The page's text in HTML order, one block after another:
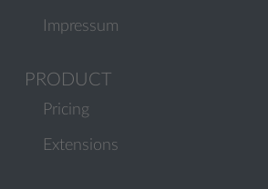
Impressum
PRODUCT
Pricing
Extensions